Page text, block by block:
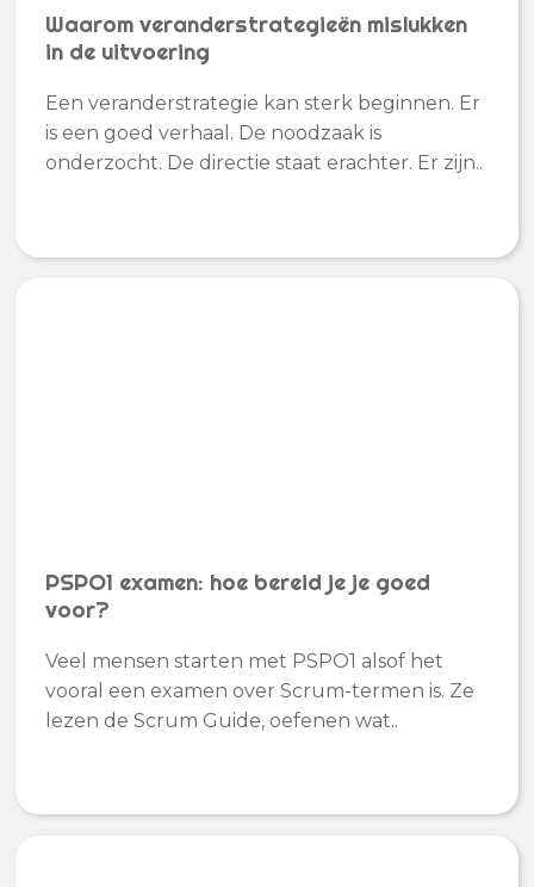
Waarom veranderstrategieën mislukken
in de uitvoering
Een veranderstrategie kan sterk beginnen. Er
is een goed verhaal. De noodzaak is
onderzocht. De directie staat erachter. Er zijn..
PSPO1 examen: hoe bereid je je goed
voor?
Veel mensen starten met PSPO1 alsof het
vooral een examen over Scrum-termen is. Ze
lezen de Scrum Guide, oefenen wat..